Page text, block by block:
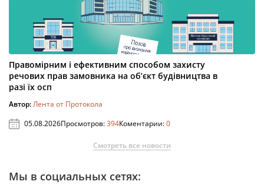
Правомірним і ефективним способом захисту
речових прав замовника на об’єкт будівництва в
разі їх осп
Автор:Лента от Протокола
05.08.2026Просмотров:394Коментарии:0
Смотреть все новости
Мы в социальных сетях: